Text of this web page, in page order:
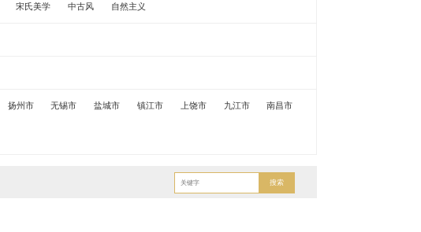
宋氏美学 中古风 自然主义
扬州市 无锡市 盐城市 镇江市 上饶市 九江市 南昌市
搜索